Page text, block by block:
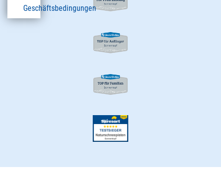
Geschäftsbedingungen